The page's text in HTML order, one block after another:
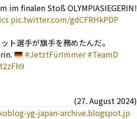
finalen Stoß OLYMPIASIEGERIN!
pic.twitter.com/gdCFRHkPDP
ト選手が旗手を務めたんだ。
#JetztFürImmer#TeamD
(27. August 2024)
yg-japan-archive.blogspot.jp